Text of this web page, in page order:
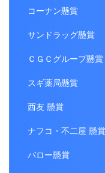
コーナン懸賞
サンドラッグ懸賞
ＣＧＣグループ懸賞
スギ薬局懸賞
西友 懸賞
ナフコ・不二屋 懸賞
バロー懸賞